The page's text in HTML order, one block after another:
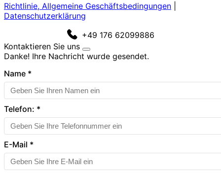
Richtlinie, Allgemeine Geschäftsbedingungen
Datenschutzerklärung
+49 176 62099886
Kontaktieren Sie uns
Danke! Ihre Nachricht wurde gesendet.
Name *
Telefon: *
E-Mail *